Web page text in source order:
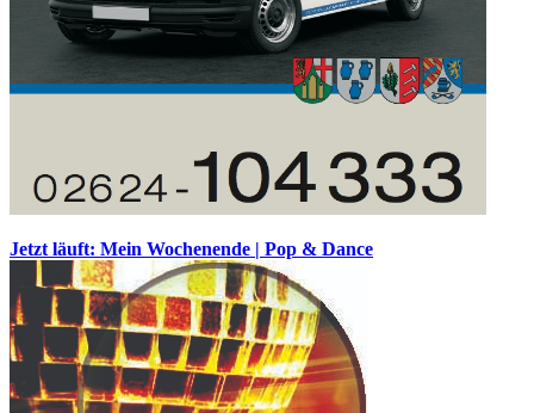
Jetzt läuft: Mein Wochenende | Pop & Dance